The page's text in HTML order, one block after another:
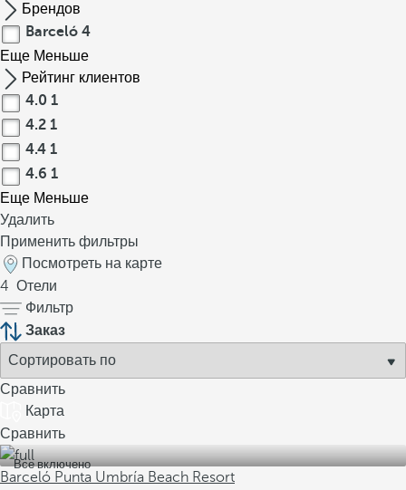
Брендов
Barceló 4
Еще Меньше
Рейтинг клиентов
4.0 1
4.2 1
4.4 1
4.6 1
Еще Меньше
Удалить
Применить фильтры
Посмотреть на карте
4 Отели
Фильтр
Заказ
Сравнить
Карта
Сравнить
Все включено
Barceló Punta Umbría Beach Resort